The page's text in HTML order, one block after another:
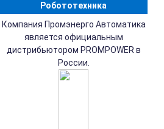
Робототехника
Компания Промэнерго Автоматика
является официальным
дистрибьютором PROMPOWER в
России.